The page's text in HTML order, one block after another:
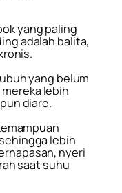
yang paling
adalah balita,
yang belum
lebih
diare.
lebih
nyeri
saat suhu